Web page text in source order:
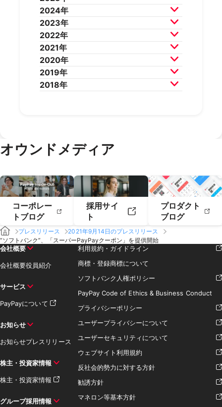
2026年7月 2026年6月
2026年5月 2026年4月
2026年3月 2026年2月
2025年12月2025年11月
2025年10月2025年9月
2025年8月 2025年7月
2025年6月
2025年4月
2025年2月
2024年
2024年12月2024年11月
2024年10月2024年9月
2024年8月 2024年7月
2024年6月
2024年4月
2024年2月
2023年
2023年12月2023年11月
2023年10月2023年9月
2023年8月 2023年7月
2023年6月
2023年4月
2022年
2022年12月2022年11月
2022年10月2022年9月
2022年8月 2022年7月
2022年6月
2021年
2021年12月2021年11月
2021年10月2021年9月
2021年8月 2021年7月
2020年
2020年12月2020年11月
2020年10月2020年9月
2019年
2019年12月2019年11月
2019年2月
2019年1月
2018年
オウンドメディア
コーポレー
トブログ
採用サイ
ト
プロダクト
ブログ
プレスリリース
2021年9月14日のプレスリリース
“ソフトバンク”、「スーパーPayPayクーポン」を提供開始
会社概要
会社概要役員紹介
サービス
PayPayについて
お知らせ
お知らせプレスリリース
株主・投資家情報
株主・投資家情報
グループ採用情報
利用規約・ガイドライン
商標・登録商標について
ソフトバンク人権ポリシー
PayPay Code of Ethics & Business Conduct
プライバシーポリシー
ユーザープライバシーについて
ユーザーセキュリティについて
ウェブサイト利用規約
反社会的勢力に対する方針
勧誘方針
マネロン等基本方針